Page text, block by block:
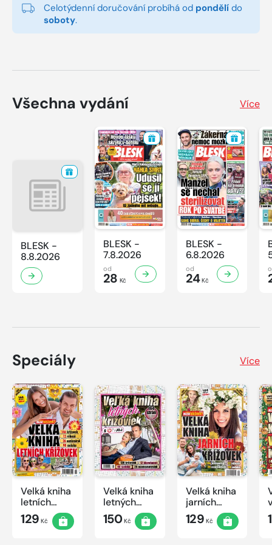
Celotýdenní doručování probíhá od pondělí do
soboty.
Všechna vydání Více
BLESK -
8.8.2026
BLESK -
7.8.2026
od
28 Kč
BLESK -
6.8.2026
od
24Kč
Speciály Více
Velká kniha
letních
křížovek
2026
129 Kč
Velká kniha
letných
krížoviek s
TV JOJ
150Kč
Velká kniha
jarních
křížovek
2026
129 Kč